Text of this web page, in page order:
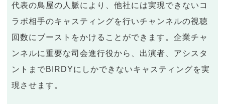
代表の鳥屋の人脈により、他社には実現できないコ
ラボ相手のキャスティングを行いチャンネルの視聴
回数にブーストをかけることができます。企業チャ
ンネルに重要な司会進行役から、出演者、アシスタ
ントまでBIRDYにしかできないキャスティングを実
現させます。